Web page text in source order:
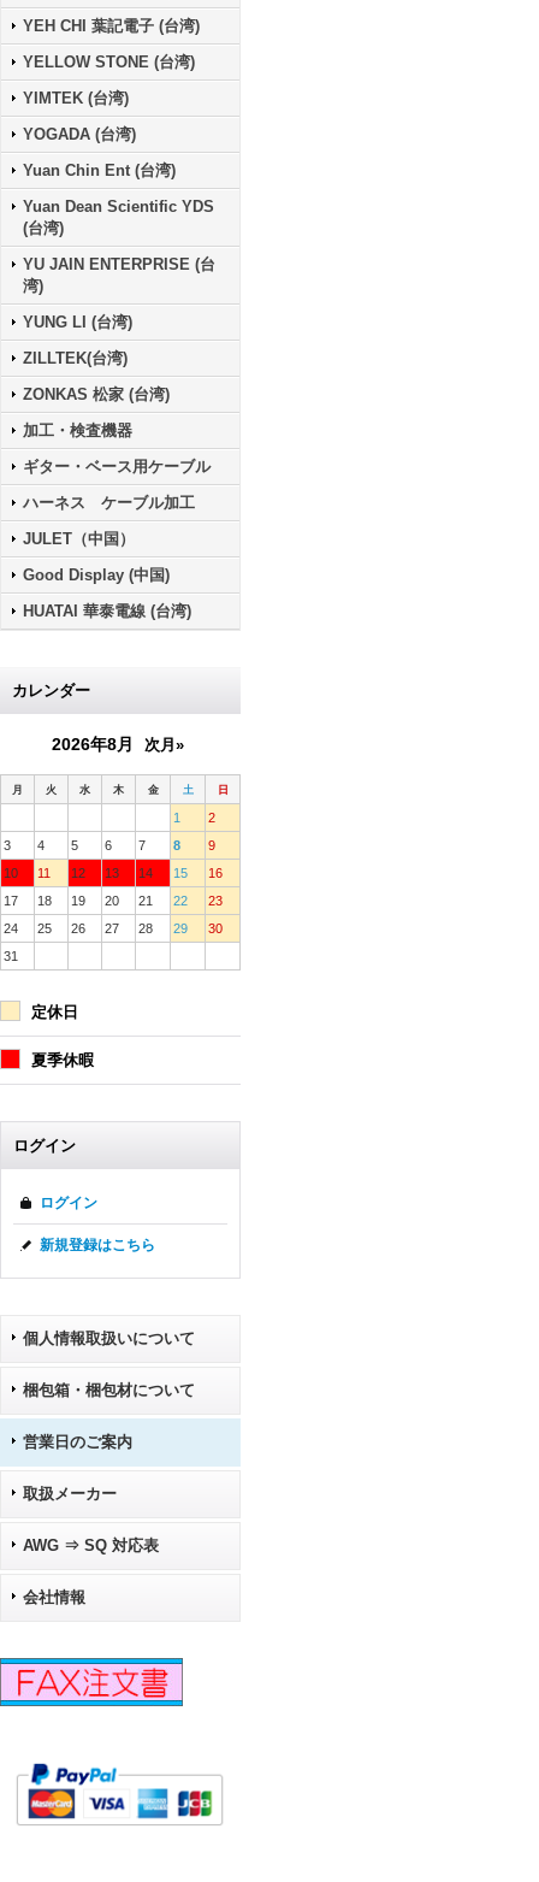
YEH CHI 葉記電子 (台湾)
YELLOW STONE (台湾)
YIMTEK (台湾)
YOGADA (台湾)
Yuan Chin Ent (台湾)
Yuan Dean Scientific YDS
(台湾)
YU JAIN ENTERPRISE (台
湾)
YUNG LI (台湾)
ZILLTEK(台湾)
ZONKAS 松家 (台湾)
加工・検査機器
ギター・ベース用ケーブル
ハーネス ケーブル加工
JULET（中国）
Good Display (中国)
HUATAI 華泰電線 (台湾)
カレンダー
2026年8月 次月»
月 火 水 木 金 土 日
1
2
3
4 5 6 7 8
9
10
11 12 13 14 15
16
17
18 19 20 21 22
23
24
25 26 27 28 29
30
31
定休日
夏季休暇
ログイン
ログイン
新規登録はこちら
個人情報取扱いについて
梱包箱・梱包材について
営業日のご案内
取扱メーカー
AWG ⇒ SQ 対応表
会社情報